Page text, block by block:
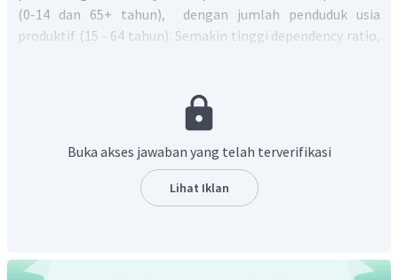
(0-14 dan 65+ tahun), dengan jumlah penduduk usia
produktif (15 - 64 tahun). Semakin tinggi dependency ratio,
Rasio ketergantungan dapat digunakan sebagai i
yang s dapat menunjukkan keadaan ekonomi suatu
yang sedang berkembang.
Jika angka dependency ratio tinggi, maka pertumbuhan
ekonomi terganggu. Semakin tingginya persentase
untuk membiayai hidup penduduk yang belum produktif
Buka akses jawaban yang telah terverifikasi
Lihat Iklan